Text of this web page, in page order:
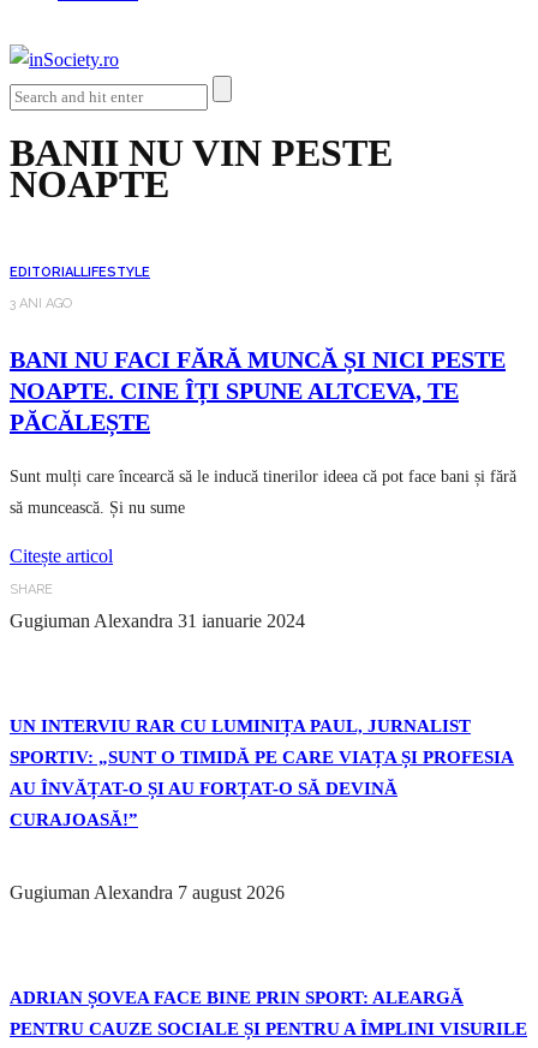
BANII NU VIN PESTE
NOAPTE
EDITORIALLIFESTYLE
3 ANI AGO
BANI NU FACI FĂRĂ MUNCĂ ȘI NICI PESTE
NOAPTE. CINE ÎȚI SPUNE ALTCEVA, TE
PĂCĂLEȘTE
Sunt mulți care încearcă să le inducă tinerilor ideea că pot face bani și fără
să muncească. Și nu sume
Citește articol
SHARE
Gugiuman Alexandra 31 ianuarie 2024
UN INTERVIU RAR CU LUMINIȚA PAUL, JURNALIST
SPORTIV: „SUNT O TIMIDĂ PE CARE VIAȚA ȘI PROFESIA
AU ÎNVĂȚAT-O ȘI AU FORȚAT-O SĂ DEVINĂ
CURAJOASĂ!”
Gugiuman Alexandra 7 august 2026
ADRIAN ȘOVEA FACE BINE PRIN SPORT: ALEARGĂ
PENTRU CAUZE SOCIALE ȘI PENTRU A ÎMPLINI VISURILE